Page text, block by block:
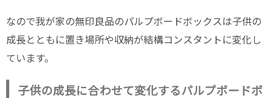
なので我が家の無印良品のパルプボードボックスは子供の
成長とともに置き場所や収納が結構コンスタントに変化し
ています。
子供の成長に合わせて変化するパルプボードボ